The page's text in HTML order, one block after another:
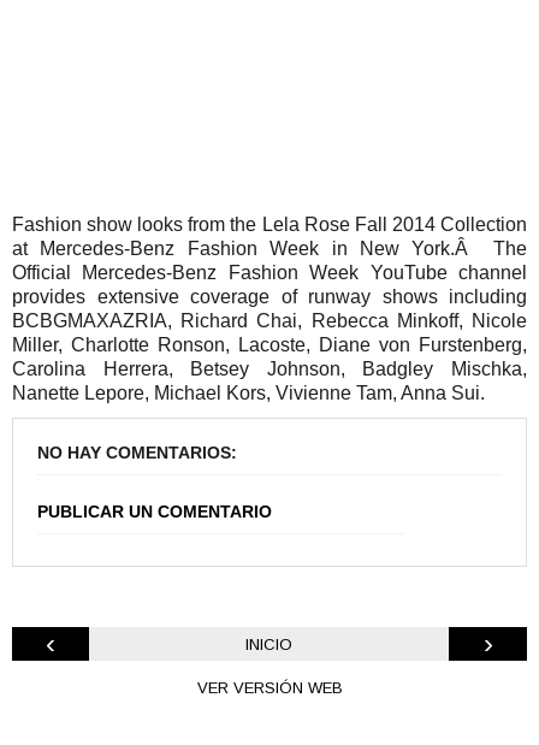
Fashion show looks from the Lela Rose Fall 2014 Collection
at Mercedes-Benz Fashion Week in New York.Â The
Official Mercedes-Benz Fashion Week YouTube channel
provides extensive coverage of runway shows including
BCBGMAXAZRIA, Richard Chai, Rebecca Minkoff, Nicole
Miller, Charlotte Ronson, Lacoste, Diane von Furstenberg,
Carolina Herrera, Betsey Johnson, Badgley Mischka,
Nanette Lepore, Michael Kors, Vivienne Tam, Anna Sui.
NO HAY COMENTARIOS:
PUBLICAR UN COMENTARIO
‹ INICIO ›
VER VERSIÓN WEB